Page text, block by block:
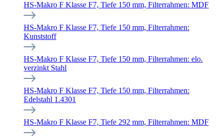
HS-Makro F Klasse F7, Tiefe 150 mm, Filterrahmen: MDF
HS-Makro F Klasse F7, Tiefe 150 mm, Filterrahmen:
Kunststoff
HS-Makro F Klasse F7, Tiefe 150 mm, Filterrahmen: elo.
verzinkt Stahl
HS-Makro F Klasse F7, Tiefe 150 mm, Filterrahmen:
Edelstahl 1.4301
HS-Makro F Klasse F7, Tiefe 292 mm, Filterrahmen: MDF